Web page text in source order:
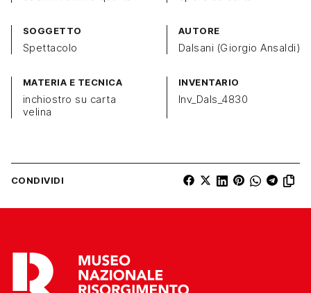
SOGGETTO
Spettacolo
AUTORE
Dalsani (Giorgio Ansaldi)
MATERIA E TECNICA
inchiostro su carta
velina
INVENTARIO
Inv_Dals_4830
CONDIVIDI